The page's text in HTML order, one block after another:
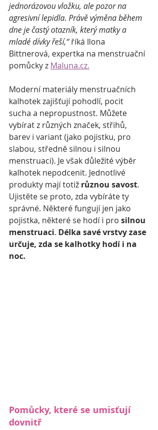
jednorázovou vložku, ale pozor na
agresivní lepidla. Právě výměna během
dne je častý otazník, který matky a
mladé dívky řeší,“ říká Ilona
Bittnerová, expertka na menstruační
pomůcky z Maluna.cz.
Moderní materiály menstruačních
kalhotek zajišťují pohodlí, pocit
sucha a nepropustnost. Můžete
vybírat z různých značek, střihů,
barev i variant (jako pojistku, pro
slabou, středně silnou i silnou
menstruaci). Je však důležité výběr
kalhotek nepodcenit. Jednotlivé
produkty mají totiž různou savost.
Ujistěte se proto, zda vybíráte ty
správné. Některé fungují jen jako
pojistka, některé se hodí i pro silnou
menstruaci. Délka savé vrstvy zase
určuje, zda se kalhotky hodí i na
noc.
Pomůcky, které se umisťují
dovnitř